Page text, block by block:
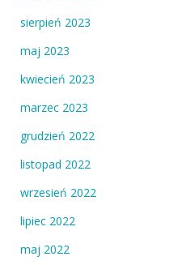
sierpień 2023
maj 2023
kwiecień 2023
marzec 2023
grudzień 2022
listopad 2022
wrzesień 2022
lipiec 2022
maj 2022